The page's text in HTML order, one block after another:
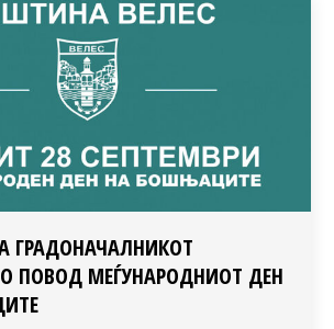
ГРАДОНАЧАЛНИКОТ
ПОВОД МЕЃУНАРОДНИОТ ДЕН